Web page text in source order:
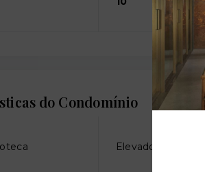
do Condomínio
Elevador social